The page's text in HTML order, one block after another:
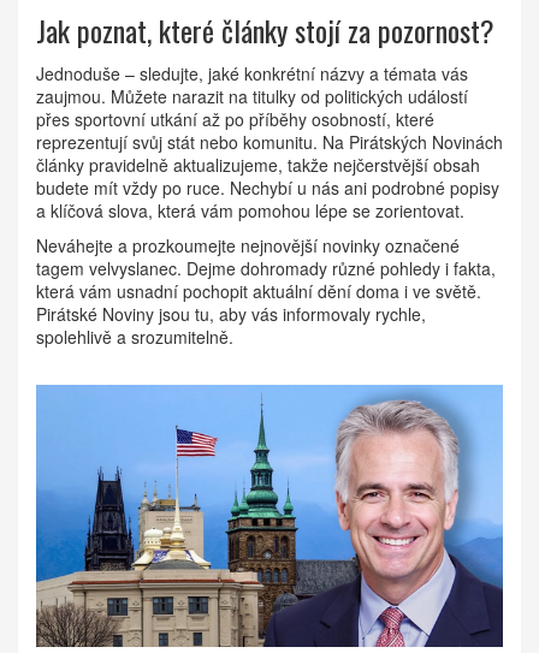
Jak poznat, které články stojí za pozornost?
Jednoduše – sledujte, jaké konkrétní názvy a témata vás
zaujmou. Můžete narazit na titulky od politických událostí
přes sportovní utkání až po příběhy osobností, které
reprezentují svůj stát nebo komunitu. Na Pirátských Novinách
články pravidelně aktualizujeme, takže nejčerstvější obsah
budete mít vždy po ruce. Nechybí u nás ani podrobné popisy
a klíčová slova, která vám pomohou lépe se zorientovat.
Neváhejte a prozkoumejte nejnovější novinky označené
tagem velvyslanec. Dejme dohromady různé pohledy i fakta,
která vám usnadní pochopit aktuální dění doma i ve světě.
Pirátské Noviny jsou tu, aby vás informovaly rychle,
spolehlivě a srozumitelně.